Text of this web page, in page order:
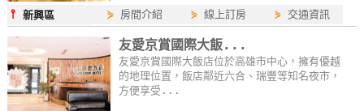
你
玩
玩
樂
⫯新興區 ⋟ 房間介紹 ⋟線上訂房 ⋟ 交通資訊
友愛京賞國際大飯...
友愛京賞國際大飯店位於高雄市中心，擁有優越
的地理位置，飯店鄰近六合、瑞豐等知名夜市，
方便享受...